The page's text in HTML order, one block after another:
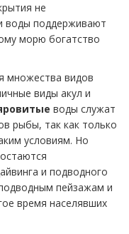
не
воды поддерживают
морю богатство
множества видов
виды акул и
воды служат
рыбы, так как только
условиям. Но
и подводного
пейзажам и
время населявших